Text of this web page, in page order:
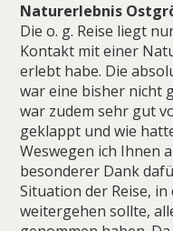
Naturerlebnis
Die o. g. Reise liegt
Kontakt mit einer
erlebt habe. Die
war eine bisher nicht
war zudem sehr gut
geklappt und wie
Weswegen ich Ihnen
besonderer Dank
Situation der Reise,
weitergehen sollte,